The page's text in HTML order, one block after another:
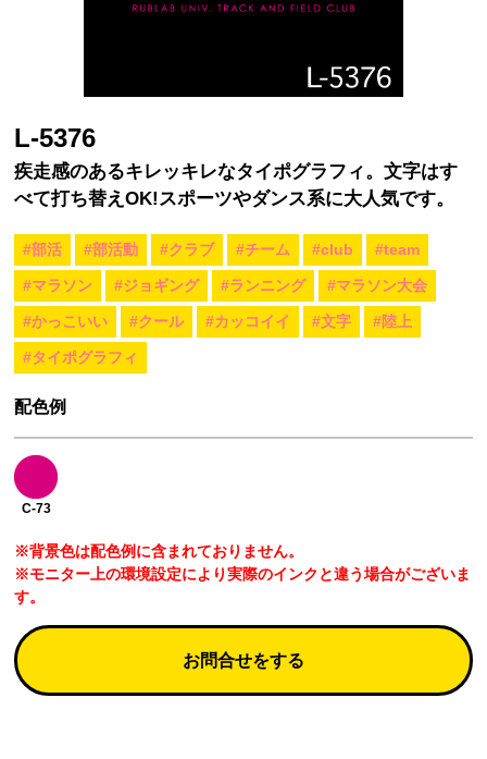
L-5376
疾走感のあるキレッキレなタイポグラフィ。文字はす
べて打ち替えOK!スポーツやダンス系に大人気です。
#部活 #部活動 #クラブ #チーム #club #team
#マラソン #ジョギング #ランニング #マラソン大会
#かっこいい #クール #カッコイイ #文字 #陸上
#タイポグラフィ
配色例
C-73
※背景色は配色例に含まれておりません。
※モニター上の環境設定により実際のインクと違う場合がございま
す。
お問合せをする